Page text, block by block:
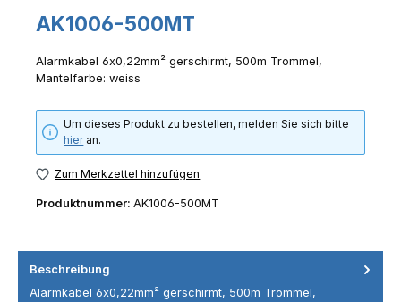
AK1006-500MT
Alarmkabel 6x0,22mm² gerschirmt, 500m Trommel,
Mantelfarbe: weiss
Um dieses Produkt zu bestellen, melden Sie sich bitte
hieran.
Zum Merkzettel hinzufügen
Produktnummer: AK1006-500MT
Beschreibung
Alarmkabel 6x0,22mm² gerschirmt, 500m Trommel,